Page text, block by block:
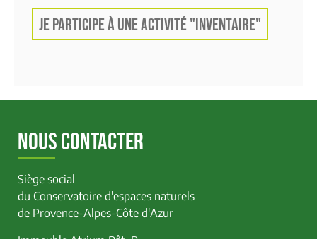
JE PARTICIPE À UNE ACTIVITÉ "INVENTAIRE"
NOUS CONTACTER
Siège social
du Conservatoire d'espaces naturels
de Provence-Alpes-Côte d'Azur